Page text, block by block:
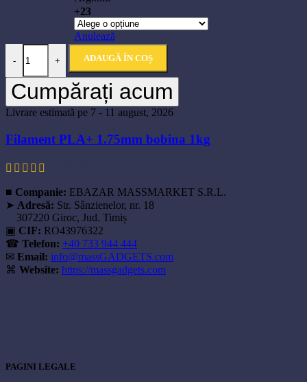
pot
fi
alese
în
pagina
produsului.
+23
Anulează
-
Cantitate Filament PLA+ 1.75mm bobina 1kg
+ ADAUGĂ ÎN COȘ
Cumpărați acum
Livrare estimată pe 7 - 11 august, 2026
Filament PLA+ 1.75mm bobina 1kg
■ Companie: EBAZAR MASSMARKET S.R.L.
➤ Adresă: Str. Sânzienelor, nr. 18
307220 Giroc, Jud. Timiș
▣ CIF: RO43976322
☎ Telefon: +40 733 944 444
✉ Email: info@massGADGETS.com
⌘ Website: https://massgadgets.com
PAGINI LEGALE